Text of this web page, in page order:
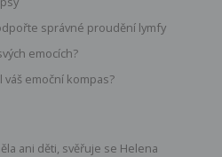
správné proudění lymfy
emocích?
váš emoční kompas?
ani děti, svěřuje se Helena